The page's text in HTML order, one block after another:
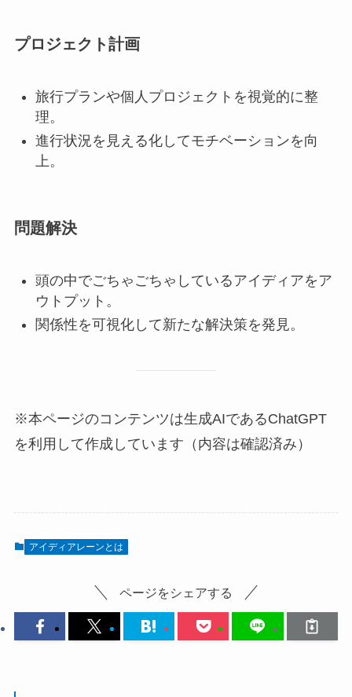
プロジェクト計画
旅行プランや個人プロジェクトを視覚的に整
理。
進行状況を見える化してモチベーションを向
上。
問題解決
頭の中でごちゃごちゃしているアイディアをア
ウトプット。
関係性を可視化して新たな解決策を発見。
※本ページのコンテンツは生成AIであるChatGPT
を利用して作成しています（内容は確認済み）
アイディアレーンとは
ページをシェアする